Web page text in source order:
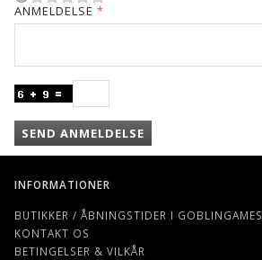
ANMELDELSE
SEND ANMELDELSE
INFORMATIONER
BUTIKKER / ÅBNINGSTIDER I GOBLINGAMES
KONTAKT OS
BETINGELSER & VILKÅR